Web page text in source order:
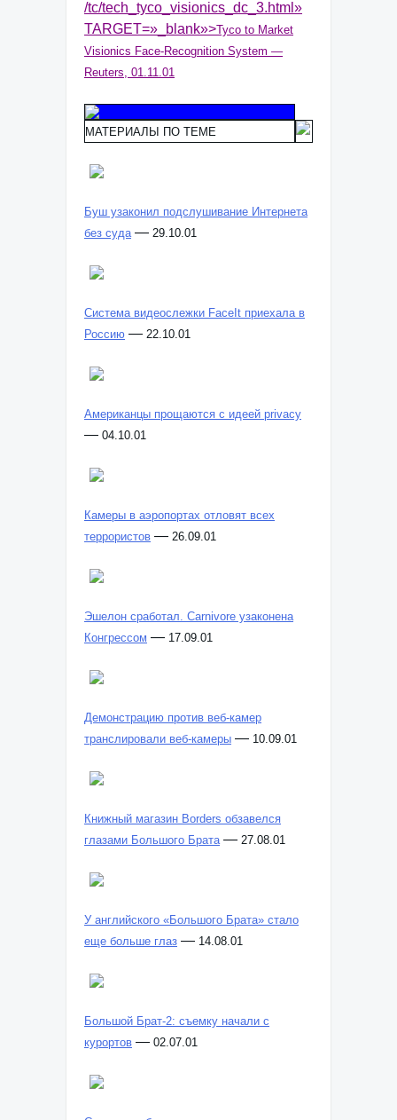
/tc/tech_tyco_visionics_dc_3.html»
TARGET=»_blank»>Tyco to Market
Visionics Face-Recognition System —
Reuters, 01.11.01
МАТЕРИАЛЫ ПО ТЕМЕ
Буш узаконил подслушивание Интернета
без суда — 29.10.01
Система видеослежки FaceIt приехала в
Россию — 22.10.01
Американцы прощаются с идеей privacy
— 04.10.01
Камеры в аэропортах отловят всех
террористов — 26.09.01
Эшелон сработал. Carnivore узаконена
Конгрессом — 17.09.01
Демонстрацию против веб-камер
транслировали веб-камеры — 10.09.01
Книжный магазин Borders обзавелся
глазами Большого Брата — 27.08.01
У английского «Большого Брата» стало
еще больше глаз — 14.08.01
Большой Брат-2: съемку начали с
курортов — 02.07.01